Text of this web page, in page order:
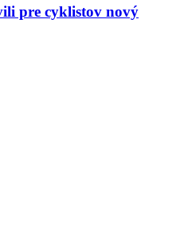
pre cyklistov nový